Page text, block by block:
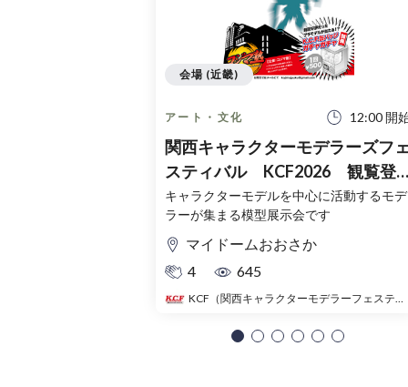
アート・文化 12:00 開
関西キャラクターモデラーズフ
スティバル KCF2026 観覧登
録チケット（無料）
キャラクターモデルを中心に活動するモデ
ラーが集まる模型展示会です
マイドームおおさか
4
645
KCF（関西キャラクターモデラーフェスティバル）
会場 (近畿)